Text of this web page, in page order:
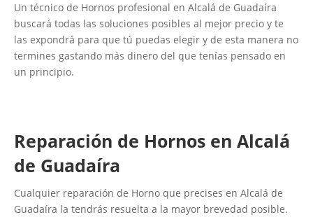
Un técnico de Hornos profesional en Alcalá de Guadaíra
buscará todas las soluciones posibles al mejor precio y te
las expondrá para que tú puedas elegir y de esta manera no
termines gastando más dinero del que tenías pensado en
un principio.
Reparación de Hornos en Alcalá
de Guadaíra
Cualquier reparación de Horno que precises en Alcalá de
Guadaíra la tendrás resuelta a la mayor brevedad posible.